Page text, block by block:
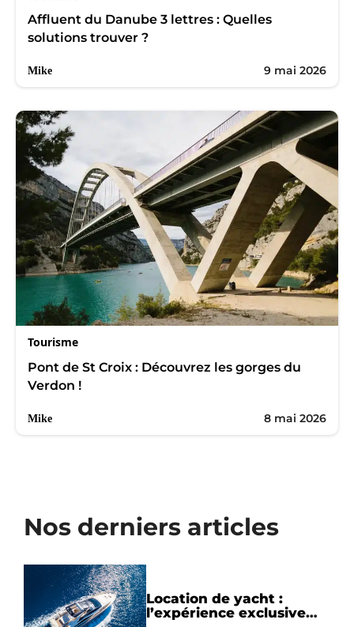
Affluent du Danube 3 lettres : Quelles
solutions trouver ?
Mike 9 mai 2026
Tourisme
Pont de St Croix : Découvrez les gorges du
Verdon !
Mike 8 mai 2026
Nos derniers articles
Location de yacht :
l’expérience exclusive